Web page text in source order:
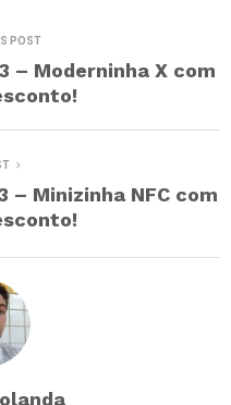
POST
– Moderninha X com
– Minizinha NFC com